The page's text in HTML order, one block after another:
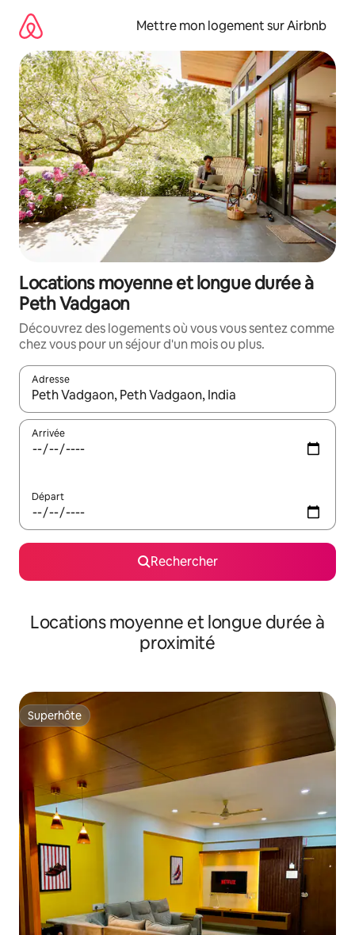
directement
contenu
Mettre mon logement sur Airbnb
Locations moyenne et longue durée à
Peth Vadgaon
Découvrez des logements où vous vous sentez comme
chez vous pour un séjour d'un mois ou plus.
Adresse
Lorsque les résultats s'affichent, utilisez les flèches vers le
Arrivée
Départ
Rechercher
Locations moyenne et longue durée à
proximité
Superhôte
Superhôte